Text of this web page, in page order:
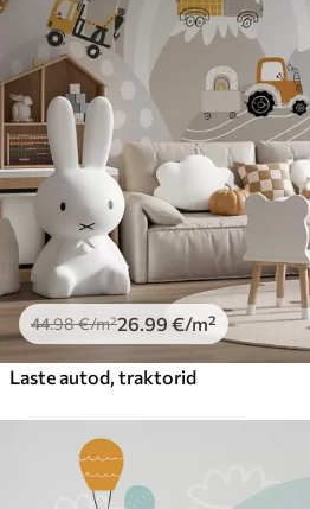
44.98€/m²26 .99 €/m²
Laste autod, traktorid